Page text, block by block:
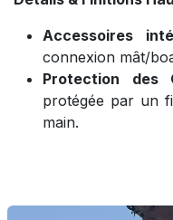
Accessoires
connexion mât/
Protection des
protégée par un
main.